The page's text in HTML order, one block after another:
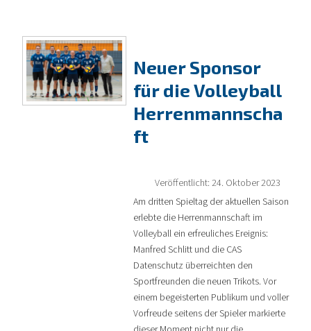
Neuer Sponsor
für die Volleyball
Herrenmannscha
ft
Veröffentlicht: 24. Oktober 2023
Am dritten Spieltag der aktuellen Saison
erlebte die Herrenmannschaft im
Volleyball ein erfreuliches Ereignis:
Manfred Schlitt und die CAS
Datenschutz überreichten den
Sportfreunden die neuen Trikots. Vor
einem begeisterten Publikum und voller
Vorfreude seitens der Spieler markierte